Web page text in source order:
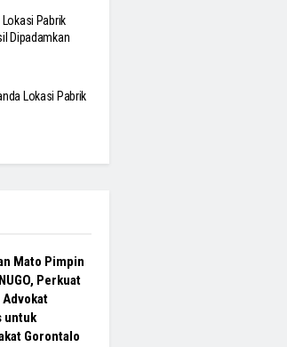
Lokasi Pabrik
Dipadamkan
Lokasi Pabrik
Mato Pimpin
Perkuat
Advokat
untuk
Gorontalo